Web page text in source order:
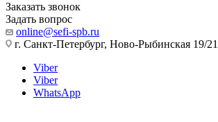
Заказать звонок
Задать вопрос
online@sefi-spb.ru
г. Санкт-Петербург, Ново-Рыбинская 19/21
Viber
Viber
WhatsApp